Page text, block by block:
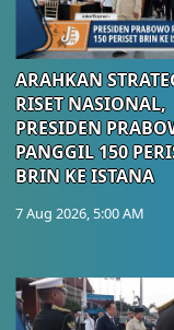
ARAHKAN
RISET NASIONAL,
PRESIDEN
PANGGIL 150
BRIN KE ISTANA
7 Aug 2026, 5:00 AM